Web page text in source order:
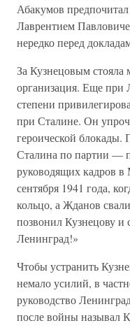
Абакумов
Лаврентием
нередко перед
За Кузнецовым стояла
организация. Еще при
степени
при Сталине. Он
героической
Сталина по партии —
руководящих кадров в
сентября 1941 года,
кольцо, а Жданов
позвонил Кузнецову и
Ленинград!»
Чтобы устранить
немало усилий, в
руководство
после войны называл